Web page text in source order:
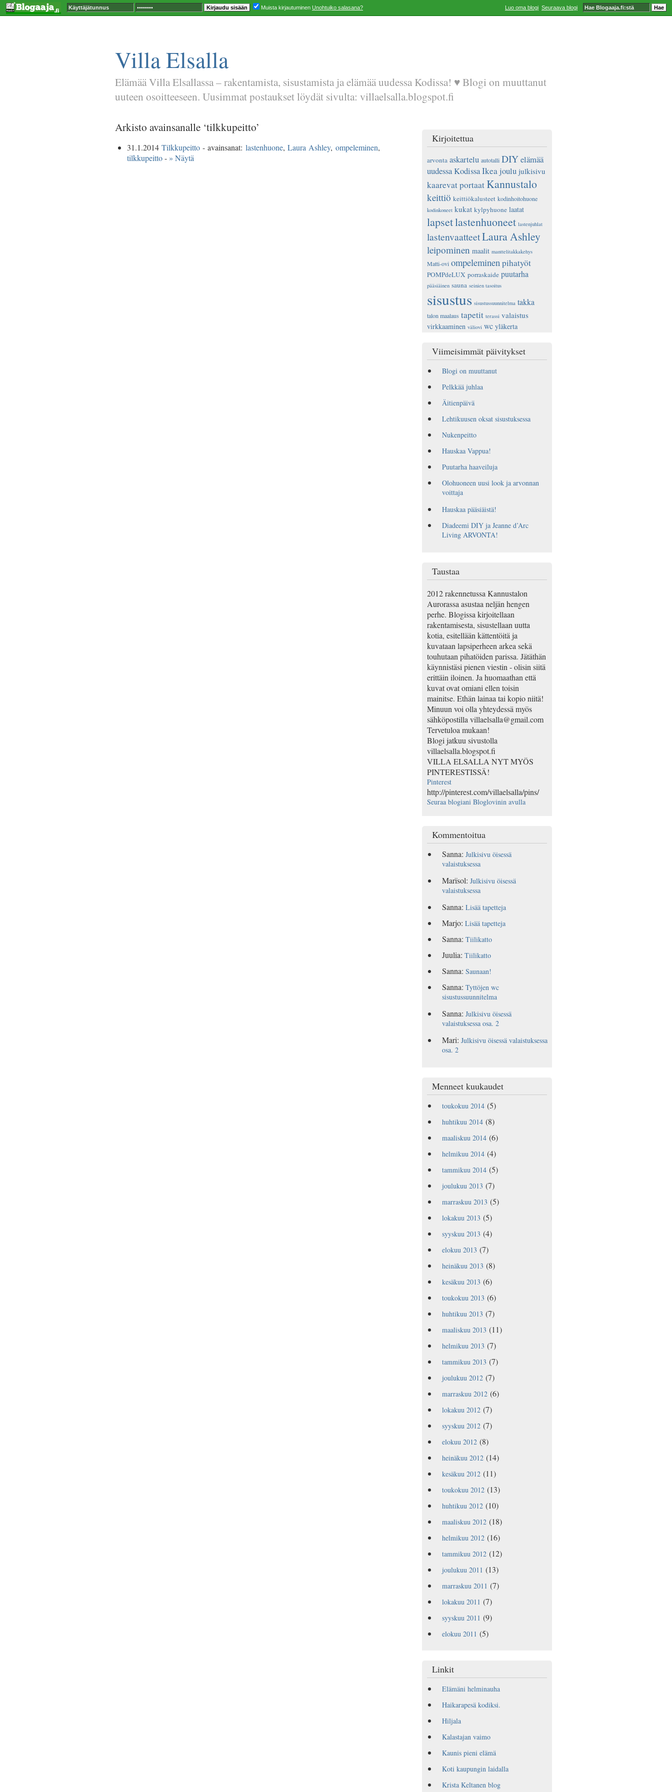
Villa Elsalla
Elämää Villa Elsallassa – rakentamista, sisustamista ja elämää uudessa Kodissa! ♥ Blogi on muuttanut
uuteen osoitteeseen. Uusimmat postaukset löydät sivulta: villaelsalla.blogspot.fi
Arkisto avainsanalle ‘tilkkupeitto’
31.1.2014 Tilkkupeitto- avainsanat: lastenhuone, Laura Ashley, ompeleminen,
tilkkupeitto- » Näytä
Kirjoitettua
arvonta askartelu autotalli DIYelämää
uudessa KodissaIkea joulu julkisivu
kaarevat portaat Kannustalo
keittiö keittiökalusteet kodinhoitohuone
kodinkoneet kukat kylpyhuone laatat
lapsetlastenhuoneet lastenjuhlat
lastenvaatteetLaura Ashley
leipominen maalit manttelitakkakehys
Matti-ovi ompeleminenpihatyöt
POMPdeLUX porraskaide puutarha
pääsiäinen sauna seinien tasoitus
sisustus sisustussuunnitelma takka
talon maalaus tapetit terassi valaistus
virkkaaminen väliovi wc yläkerta
Viimeisimmät päivitykset
Blogi on muuttanut
Pelkkää juhlaa
Äitienpäivä
Lehtikuusen oksat sisustuksessa
Nukenpeitto
Hauskaa Vappua!
Puutarha haaveiluja
Olohuoneen uusi look ja arvonnan
voittaja
Hauskaa pääsiäistä!
Diadeemi DIY ja Jeanne d’Arc
Living ARVONTA!
Taustaa
2012 rakennetussa Kannustalon
Aurorassa asustaa neljän hengen
perhe. Blogissa kirjoitellaan
rakentamisesta, sisustellaan uutta
kotia, esitellään kättentöitä ja
kuvataan lapsiperheen arkea sekä
touhutaan pihatöiden parissa. Jätäthän
käynnistäsi pienen viestin - olisin siitä
erittäin iloinen. Ja huomaathan että
kuvat ovat omiani ellen toisin
mainitse. Ethän lainaa tai kopio niitä!
Minuun voi olla yhteydessä myös
sähköpostilla villaelsalla@gmail.com
Tervetuloa mukaan!
Blogi jatkuu sivustolla
villaelsalla.blogspot.fi
VILLA ELSALLA NYT MYÖS
PINTERESTISSÄ!
Pinterest
http://pinterest.com/villaelsalla/pins/
Seuraa blogiani Bloglovinin avulla
Kommentoitua
Sanna: Julkisivu öisessä
valaistuksessa
Marïsol: Julkisivu öisessä
valaistuksessa
Sanna: Lisää tapetteja
Marjo: Lisää tapetteja
Sanna: Tiilikatto
Juulia: Tiilikatto
Sanna: Saunaan!
Sanna: Tyttöjen wc
sisustussuunnitelma
Sanna: Julkisivu öisessä
valaistuksessa osa. 2
Mari: Julkisivu öisessä valaistuksessa
osa. 2
Menneet kuukaudet
toukokuu 2014(5)
huhtikuu 2014(8)
maaliskuu 2014(6)
helmikuu 2014(4)
tammikuu 2014(5)
joulukuu 2013 (7)
marraskuu 2013 (5)
lokakuu 2013 (5)
syyskuu 2013 (4)
elokuu 2013 (7)
heinäkuu 2013 (8)
kesäkuu 2013 (6)
toukokuu 2013 (6)
huhtikuu 2013 (7)
maaliskuu 2013 (11)
helmikuu 2013 (7)
tammikuu 2013 (7)
joulukuu 2012(7)
marraskuu 2012(6)
lokakuu 2012(7)
syyskuu 2012(7)
elokuu 2012(8)
heinäkuu 2012(14)
kesäkuu 2012(11)
toukokuu 2012(13)
huhtikuu 2012(10)
maaliskuu 2012(18)
helmikuu 2012(16)
tammikuu 2012(12)
joulukuu 2011 (13)
marraskuu 2011 (7)
lokakuu 2011 (7)
syyskuu 2011 (9)
elokuu 2011 (5)
Linkit
Elämäni helminauha
Haikarapesä kodiksi.
Hiljala
Kalastajan vaimo
Kaunis pieni elämä
Koti kaupungin laidalla
Krista Keltanen blog
Muista kirjautuminen Unohtuiko salasana? Luo oma blogi Seuraava blogi